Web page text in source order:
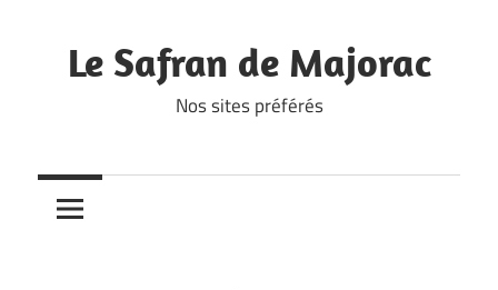
content
Le Safran de Majorac
Nos sites préférés